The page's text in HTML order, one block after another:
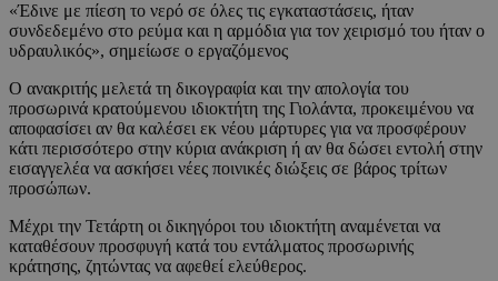
«Έδινε με πίεση το νερό σε όλες τις εγκαταστάσεις, ήταν
συνδεδεμένο στο ρεύμα και η αρμόδια για τον χειρισμό του ήταν ο
υδραυλικός», σημείωσε ο εργαζόμενος
Ο ανακριτής μελετά τη δικογραφία και την απολογία του
προσωρινά κρατούμενου ιδιοκτήτη της Γιολάντα, προκειμένου να
αποφασίσει αν θα καλέσει εκ νέου μάρτυρες για να προσφέρουν
κάτι περισσότερο στην κύρια ανάκριση ή αν θα δώσει εντολή στην
εισαγγελέα να ασκήσει νέες ποινικές διώξεις σε βάρος τρίτων
προσώπων.
Μέχρι την Τετάρτη οι δικηγόροι του ιδιοκτήτη αναμένεται να
καταθέσουν προσφυγή κατά του εντάλματος προσωρινής
κράτησης, ζητώντας να αφεθεί ελεύθερος.